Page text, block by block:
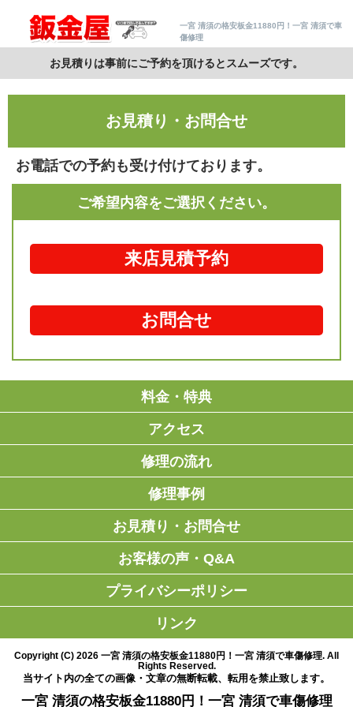
一宮 清須の格安板金11880円！一宮 清須で車
傷修理
お見積りは事前にご予約を頂けるとスムーズです。
お見積り・お問合せ
お電話での予約も受け付けております。
ご希望内容をご選択ください。
来店見積予約
お問合せ
料金・特典
アクセス
修理の流れ
修理事例
お見積り・お問合せ
お客様の声・Q&A
プライバシーポリシー
リンク
Copyright (C) 2026 一宮 清須の格安板金11880円！一宮 清須で車傷修理. All
Rights Reserved.
当サイト内の全ての画像・文章の無断転載、転用を禁止致します。
一宮 清須の格安板金11880円！一宮 清須で車傷修理